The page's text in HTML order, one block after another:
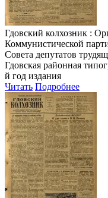
Гдовский колхозник :
Коммунистической
Совета депутатов
Гдовская районная
й год издания
Читать Подробнее